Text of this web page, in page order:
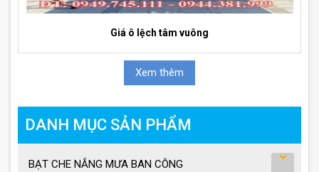
Giá ô lệch tâm vuông
Xem thêm
DANH MỤC SẢN PHẨM
BẠT CHE NẮNG MƯA BAN CÔNG